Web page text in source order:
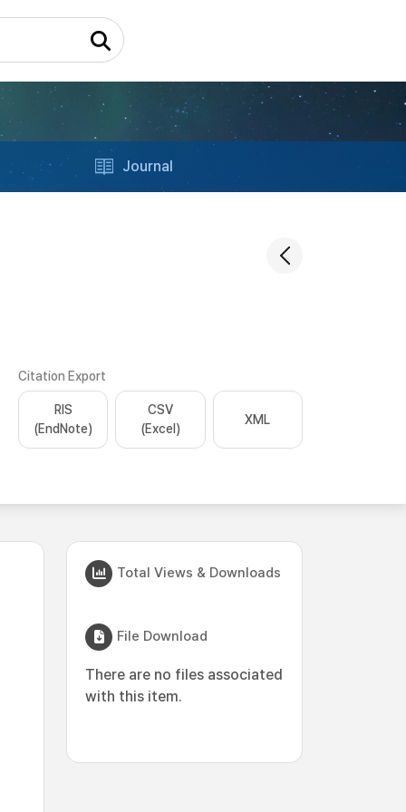
Journal
Citation Export
RIS
(EndNote)
CSV
(Excel)
XML
Total Views & Downloads
File Download
There are no files associated
with this item.